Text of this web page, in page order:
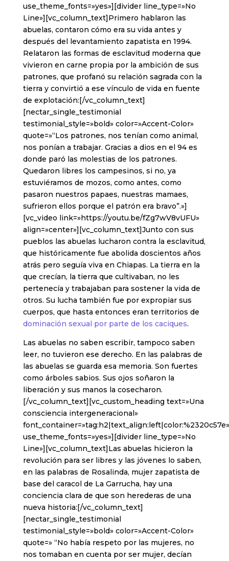
use_theme_fonts=»yes»][divider line_type=»No
Line»][vc_column_text]Primero hablaron las
abuelas, contaron cómo era su vida antes y
después del levantamiento zapatista en 1994.
Relataron las formas de esclavitud moderna que
vivieron en carne propia por la ambición de sus
patrones, que profanó su relación sagrada con la
tierra y convirtió a ese vínculo de vida en fuente
de explotación:[/vc_column_text]
[nectar_single_testimonial
testimonial_style=»bold» color=»Accent-Color»
quote=»“Los patrones, nos tenían como animal,
nos ponían a trabajar. Gracias a dios en el 94 es
donde paró las molestias de los patrones.
Quedaron libres los campesinos, si no, ya
estuviéramos de mozos, como antes, como
pasaron nuestros papaes, nuestras mamaes,
sufrieron ellos porque el patrón era bravo”.»]
[vc_video link=»https://youtu.be/fZg7wV8vUFU»
align=»center»][vc_column_text]Junto con sus
pueblos las abuelas lucharon contra la esclavitud,
que históricamente fue abolida doscientos años
atrás pero seguía viva en Chiapas. La tierra en la
que crecían, la tierra que cultivaban, no les
pertenecía y trabajaban para sostener la vida de
otros. Su lucha también fue por expropiar sus
cuerpos, que hasta entonces eran territorios de
dominación sexual por parte de los caciques.
Las abuelas no saben escribir, tampoco saben
leer, no tuvieron ese derecho. En las palabras de
las abuelas se guarda esa memoria. Son fuertes
como árboles sabios. Sus ojos soñaron la
liberación y sus manos la cosecharon.
[/vc_column_text][vc_custom_heading text=»Una
consciencia intergeneracional»
font_container=»tag:h2|text_align:left|color:%2320c57e»
use_theme_fonts=»yes»][divider line_type=»No
Line»][vc_column_text]Las abuelas hicieron la
revolución para ser libres y las jóvenes lo saben,
en las palabras de Rosalinda, mujer zapatista de
base del caracol de La Garrucha, hay una
conciencia clara de que son herederas de una
nueva historia:[/vc_column_text]
[nectar_single_testimonial
testimonial_style=»bold» color=»Accent-Color»
quote=» “No había respeto por las mujeres, no
nos tomaban en cuenta por ser mujer, decían